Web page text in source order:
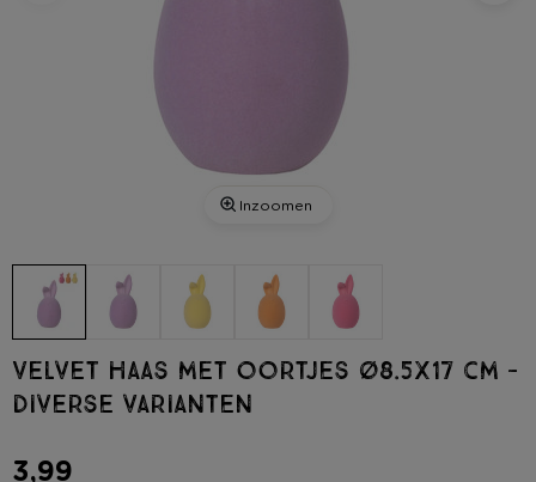
Inzoomen
Velvet haas met oortjes ø8.5x17 cm -
diverse varianten
3,99